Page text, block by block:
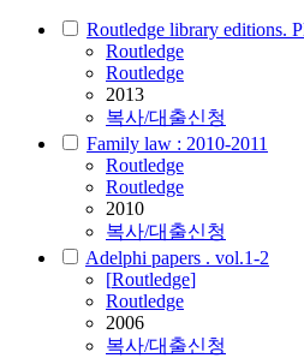
Routledge library editions.
Routledge
Routledge
2013
복사/대출신청
Family law : 2010-2011
Routledge
Routledge
2010
복사/대출신청
Adelphi papers . vol.1-2
[Routledge]
Routledge
2006
복사/대출신청